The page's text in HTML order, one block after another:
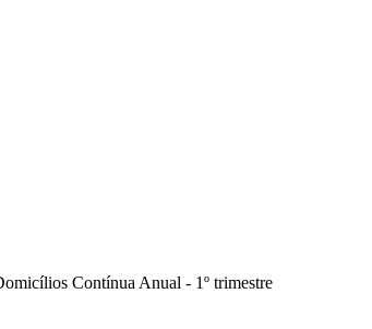
Contínua Anual - 1º trimestre